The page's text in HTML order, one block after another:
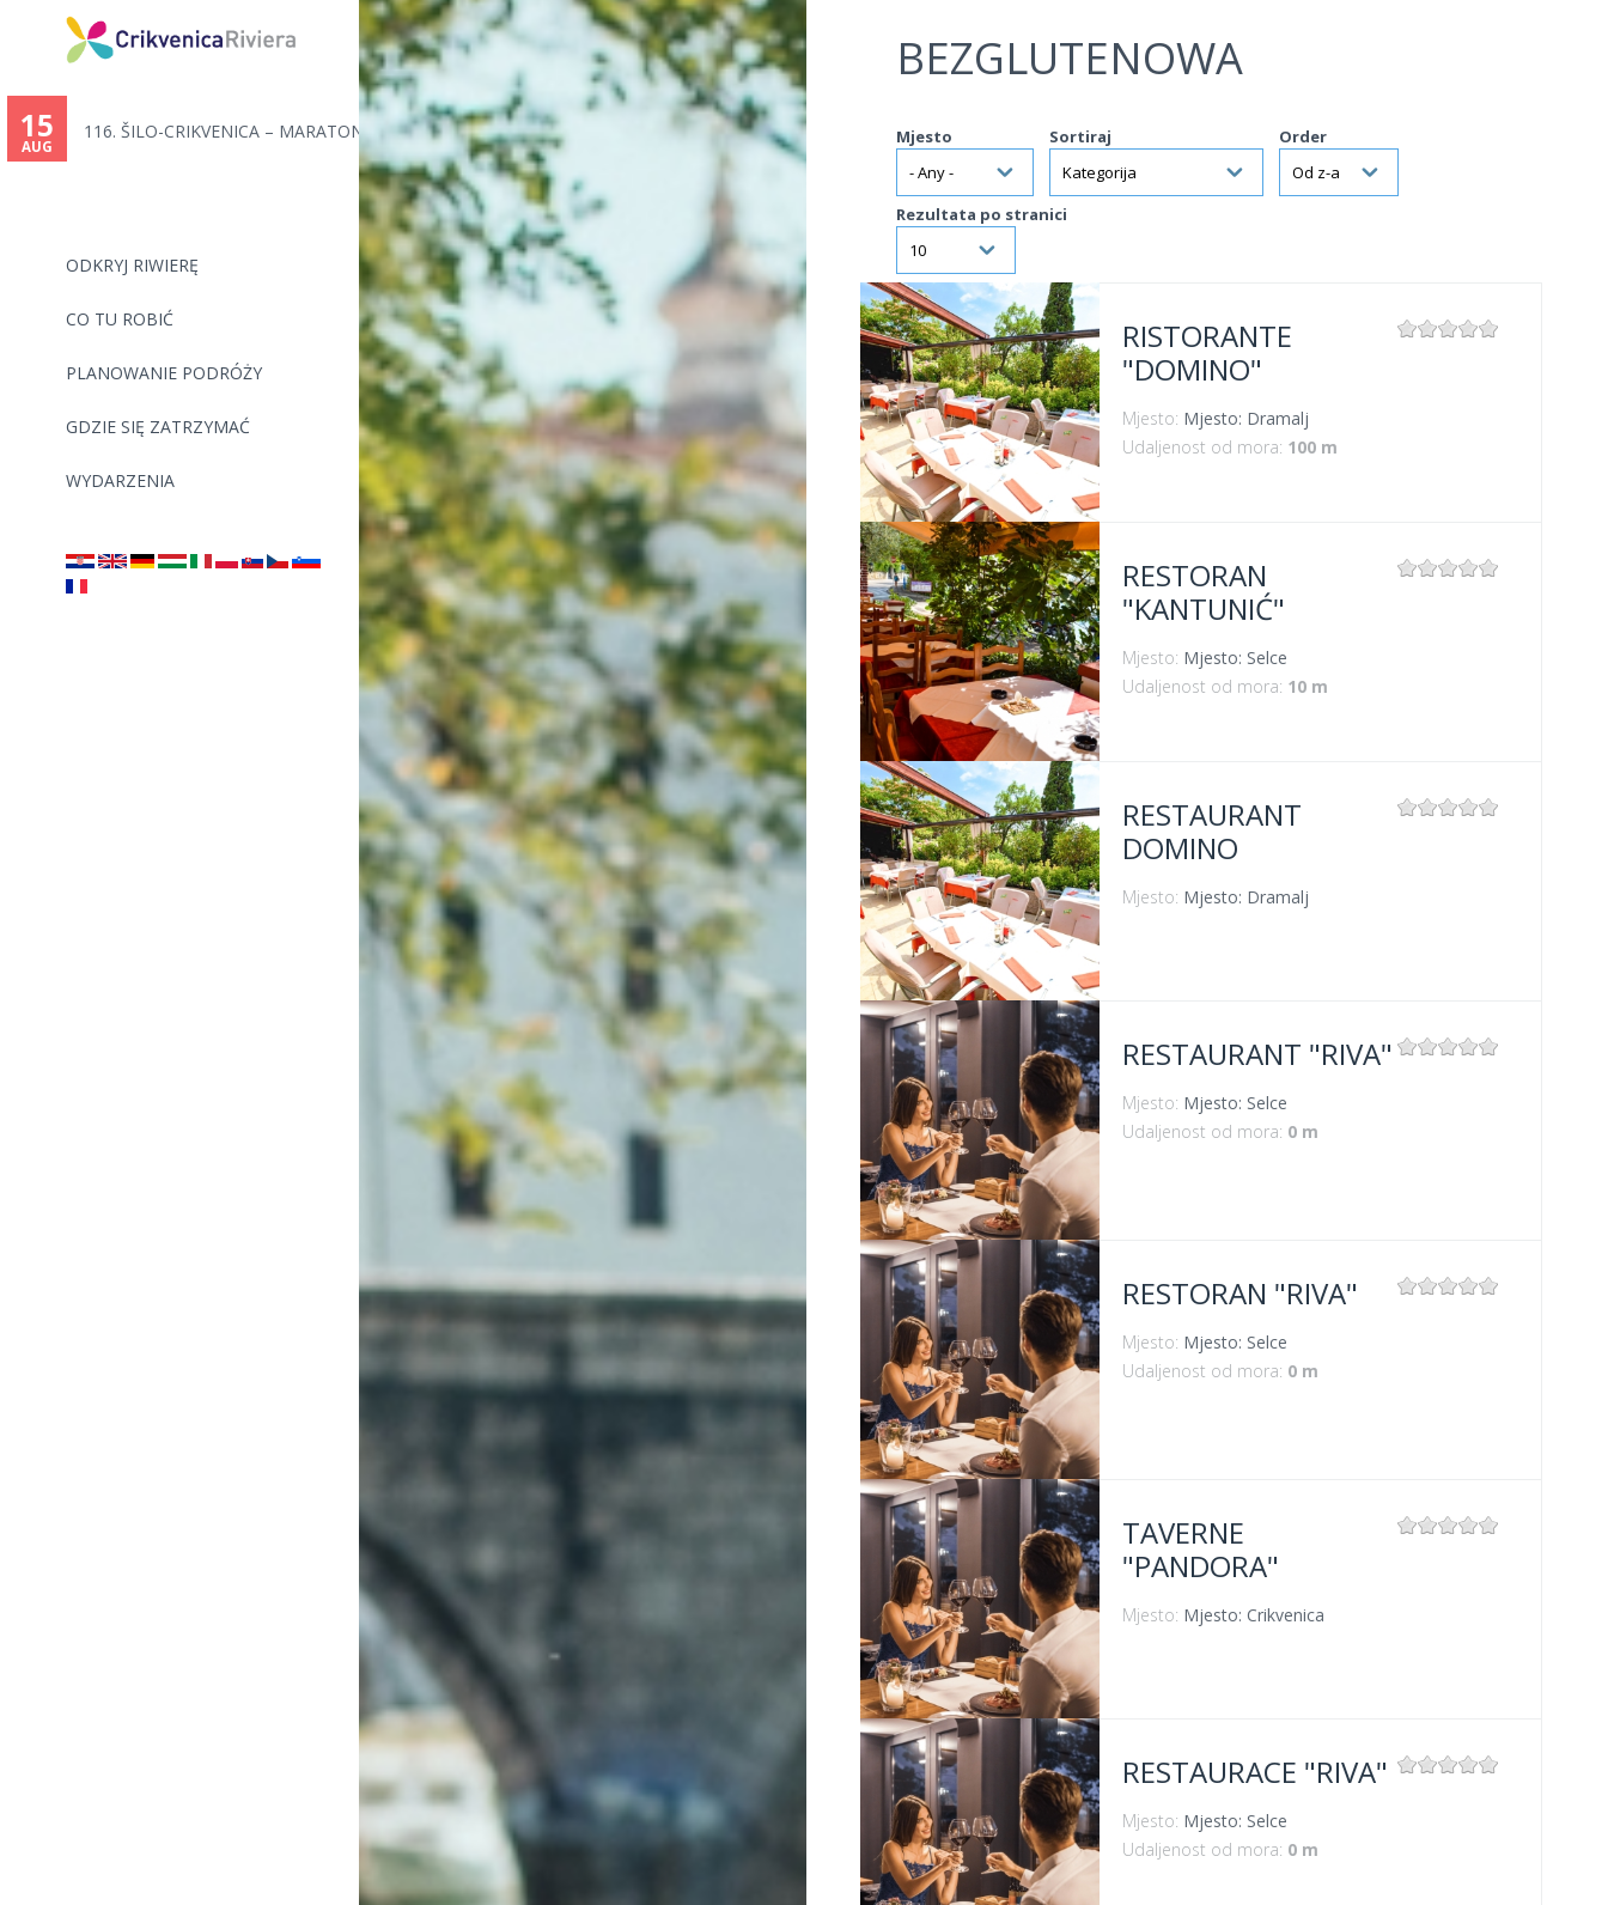
Jump to navigation
ODKRYJ RIWIERĘ
CO TU ROBIĆ
PLANOWANIE PODRÓŻY
GDZIE SIĘ ZATRZYMAĆ
WYDARZENIA
15
AUG
116. ŠILO-CRIKVENICA – MARATON...
BEZGLUTENOWA
Mjesto Sortiraj Order
Rezultata po stranici
VIŠE INFORMACIJA
RISTORANTE
"DOMINO"
Mjesto: Mjesto: Dramalj
Udaljenost od mora: 100 m
VIŠE INFORMACIJA
RESTORAN
"KANTUNIĆ"
Mjesto: Mjesto: Selce
Udaljenost od mora: 10 m
VIŠE INFORMACIJA
RESTAURANT
DOMINO
Mjesto: Mjesto: Dramalj
VIŠE INFORMACIJA
RESTAURANT "RIVA"
Mjesto: Mjesto: Selce
Udaljenost od mora: 0 m
VIŠE INFORMACIJA
RESTORAN "RIVA"
Mjesto: Mjesto: Selce
Udaljenost od mora: 0 m
TAVERNE
"PANDORA"
Mjesto: Mjesto: Crikvenica
VIŠE INFORMACIJA
RESTAURACE "RIVA"
Mjesto: Mjesto: Selce
Udaljenost od mora: 0 m